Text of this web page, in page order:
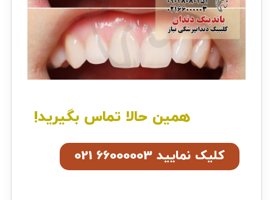
همین حالا تماس بگیرید!
کلیک نمایید 66000003 021